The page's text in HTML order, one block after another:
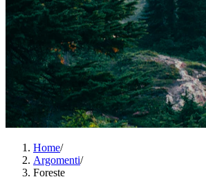
Home/
Argomenti/
Foreste